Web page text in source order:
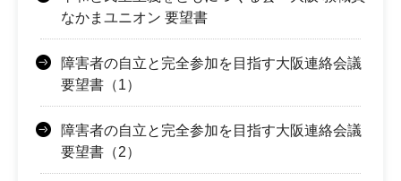
なかまユニオン 要望書
障害者の自立と完全参加を目指す大阪連絡会議
要望書（1）
障害者の自立と完全参加を目指す大阪連絡会議
要望書（2）